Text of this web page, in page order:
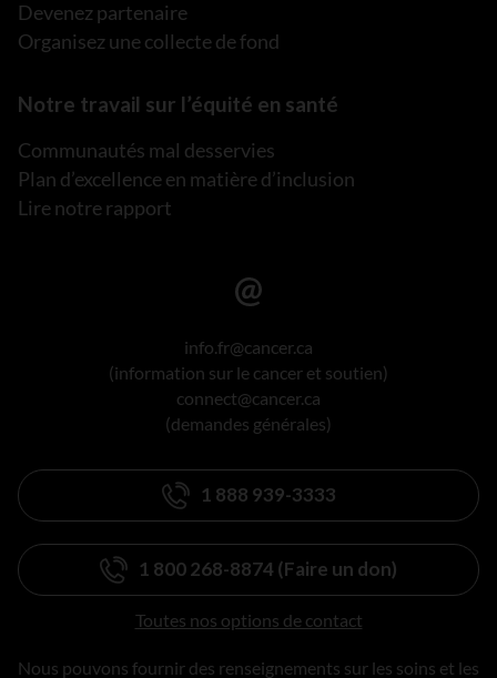
Devenez partenaire
Organisez une collecte de fond
Notre travail sur l’équité en santé
Communautés mal desservies
Plan d’excellence en matière d’inclusion
Lire notre rapport
info.fr@cancer.ca
(information sur le cancer et soutien)
connect@cancer.ca
(demandes générales)
1 888 939-3333
1 800 268-8874 (Faire un don)
Toutes nos options de contact
Nous pouvons fournir des renseignements sur les soins et les